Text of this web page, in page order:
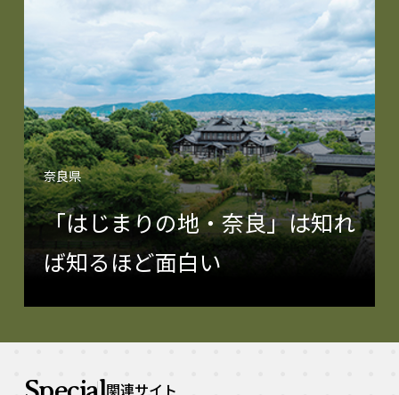
奈良県
「はじまりの地・奈良」は知れ
ば知るほど面白い
関連サイト